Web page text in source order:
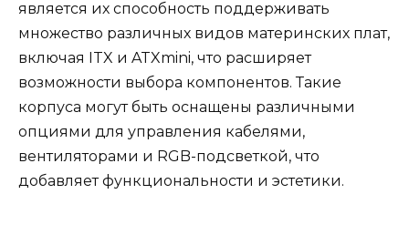
является их способность поддерживать
множество различных видов материнских плат,
включая ITX и ATXmini, что расширяет
возможности выбора компонентов. Такие
корпуса могут быть оснащены различными
опциями для управления кабелями,
вентиляторами и RGB-подсветкой, что
добавляет функциональности и эстетики.